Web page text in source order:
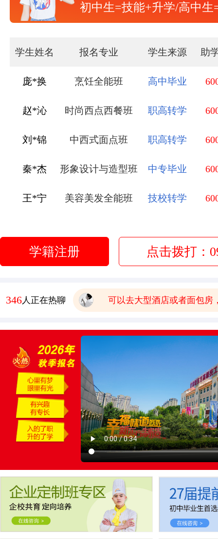
初中生=技能+升学/高中生
学生姓名 报名专业 学生来源 助
赵*沁 时尚西点西餐班 职高转学
刘*锦 中西式面点班 职高转学
秦*杰 形象设计与造型班 中专毕业
王*宁 美容美发全能班 技校转学
赵*弟 无人机应用技术 初中毕业
管*飞 金鼎大厨班 高中毕业
学籍注册 点击拨打：
178人正在热聊
学校环境怎么样啊 视频上
学费多少钱
报名要带哪些